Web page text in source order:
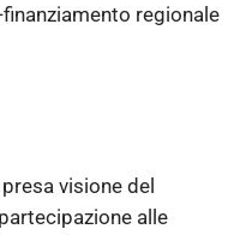
regionale
visione del
alle